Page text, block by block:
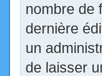
nombre de
dernière
un
de laisser